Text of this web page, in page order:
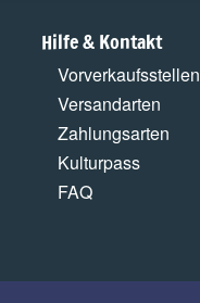
Hilfe & Kontakt
Vorverkaufsstellen
Versandarten
Zahlungsarten
Kulturpass
FAQ